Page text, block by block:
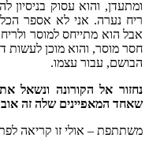
ומתעדן, והוא עסוק
ריח נערה. אני לא אספר
אבל הוא מתייחס למוסר
חסר מוסר, והוא מוכן לעשות
הבושם, עבור עצמו.
נחזור אל הקורונה ונשאל
שאחד המאפיינים שלה זה
משתתפת – אולי זו קריאה